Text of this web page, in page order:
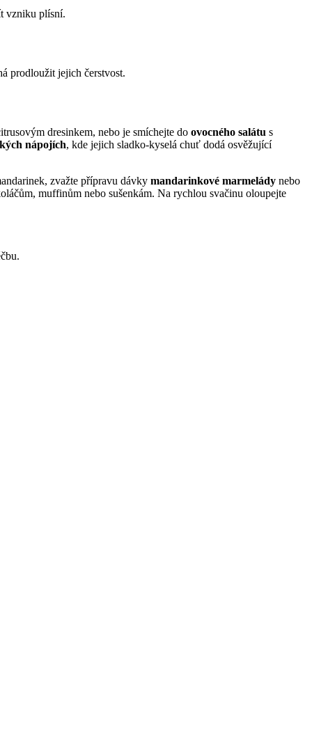
vzniku plísní.
prodloužit jejich čerstvost.
dresinkem, nebo je smíchejte do ovocného salátu s
nápojích, kde jejich sladko-kyselá chuť dodá osvěžující
zvažte přípravu dávky mandarinkové marmelády nebo
muffinům nebo sušenkám. Na rychlou svačinu oloupejte